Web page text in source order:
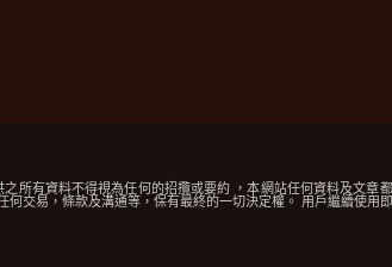
所有資料不得視為任何的招攬或要約 ，本網站任何資料及文
何交易，條款及溝通等，保有最終的一切決定權。 用戶繼續使用